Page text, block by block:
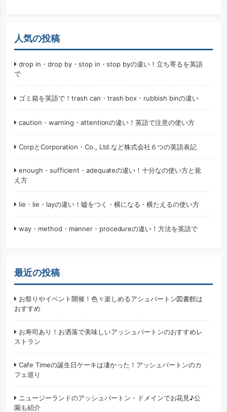
人気の投稿
drop in・drop by・stop in・stop byの違い！立ち寄るを英語
で
ゴミ箱を英語で！trash can・trash box・rubbish binの違い
caution・warning・attentionの違い！英語で注意の使い方
CorpとCorporation・Co., Ltd.など株式会社６つの英語表記
enough・sufficient・adequateの違い！十分なの使い方と覚
え方
lie・lie・layの違い！嘘をつく・横になる・横たえるの使い方
way・method・manner・procedureの違い！方法を英語で
最近の投稿
お祭りやイベント開催！色々楽しめるアシュバートン図書館は
おすすめ
お寿司あり！お洒落で美味しいアッシュバートンのおすすめレ
ストラン
Cafe Timeの誕生日ケーキは凄かった！アッシュバートンのカ
フェ巡り
ニュージーランドのアッシュバートン・ドメインでお花見♪公
園も紹介